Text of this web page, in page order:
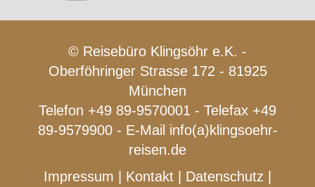
© Reisebüro Klingsöhr e.K. -
Oberföhringer Strasse 172 - 81925
München
Telefon +49 89-9570001 - Telefax +49
89-9579900 - E-Mail info(a)klingsoehr-
reisen.de
Impressum
Kontakt Datenschutz